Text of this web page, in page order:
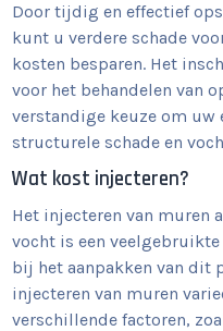
Door tijdig en effectief
kunt u verdere schade
kosten besparen. Het
voor het behandelen van
verstandige keuze om uw
structurele schade en
Wat kost injecteren?
Het injecteren van muren
vocht is een
bij het aanpakken van dit
injecteren van muren
verschillende factoren,